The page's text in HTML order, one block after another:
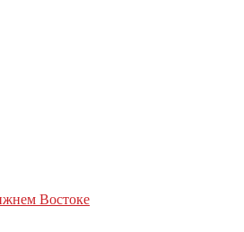
Востоке